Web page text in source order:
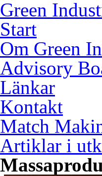
Green
Start
Om Green
Advisory
Länkar
Kontakt
Match
Artiklar i